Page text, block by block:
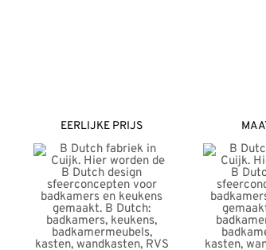
EERLIJKE PRIJS